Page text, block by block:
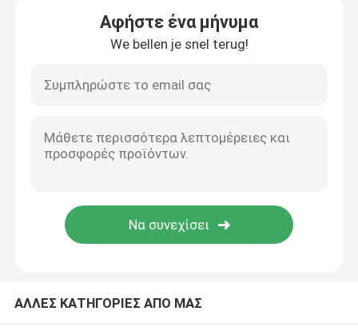
Αφήστε ένα μήνυμα
We bellen je snel terug!
ΑΛΛΕΣ ΚΑΤΗΓΟΡΙΕΣ ΑΠΟ ΜΑΣ